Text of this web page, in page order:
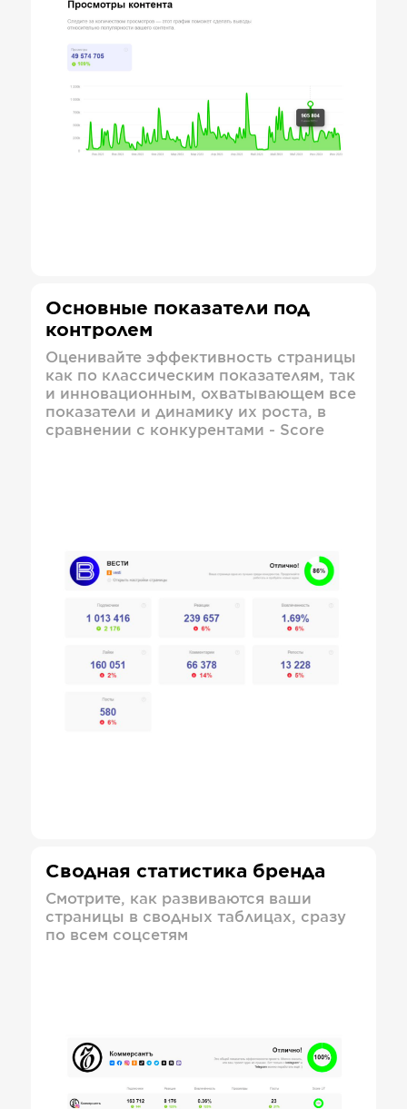
Основные показатели под
контролем
Оценивайте эффективность страницы
как по классическим показателям, так
и инновационным, охватывающем все
показатели и динамику их роста, в
сравнении с конкурентами - Score
Сводная статистика бренда
Смотрите, как развиваются ваши
страницы в сводных таблицах, сразу
по всем соцсетям